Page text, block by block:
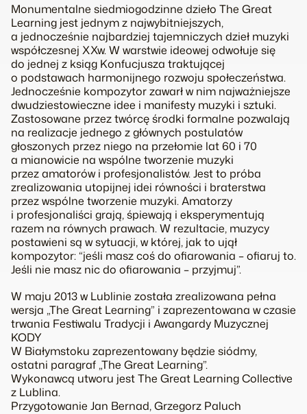
Monumentalne siedmiogodzinne dzieło The Great
Learning jest jednym z najwybitniejszych,
a jednocześnie najbardziej tajemniczych dzieł muzyki
współczesnej XXw. W warstwie ideowej odwołuje się
do jednej z ksiąg Konfucjusza traktującej
o podstawach harmonijnego rozwoju społeczeństwa.
Jednocześnie kompozytor zawarł w nim najważniejsze
dwudziestowieczne idee i manifesty muzyki i sztuki.
Zastosowane przez twórcę środki formalne pozwalają
na realizacje jednego z głównych postulatów
głoszonych przez niego na przełomie lat 60 i 70
a mianowicie na wspólne tworzenie muzyki
przez amatorów i profesjonalistów. Jest to próba
zrealizowania utopijnej idei równości i braterstwa
przez wspólne tworzenie muzyki. Amatorzy
i profesjonaliści grają, śpiewają i eksperymentują
razem na równych prawach. W rezultacie, muzycy
postawieni są w sytuacji, w której, jak to ujął
kompozytor: “jeśli masz coś do ofiarowania – ofiaruj to.
Jeśli nie masz nic do ofiarowania – przyjmuj”.
W maju 2013 w Lublinie została zrealizowana pełna
wersja „The Great Learning” i zaprezentowana w czasie
trwania Festiwalu Tradycji i Awangardy Muzycznej
KODY
W Białymstoku zaprezentowany będzie siódmy,
ostatni paragraf „The Great Learning”.
Wykonawcą utworu jest The Great Learning Collective
z Lublina.
Przygotowanie Jan Bernad, Grzegorz Paluch